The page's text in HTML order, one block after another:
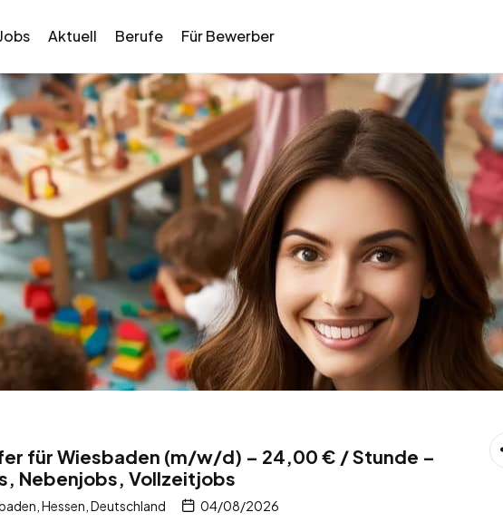
Aktuell Berufe Für Bewerber
für Wiesbaden (m/w/d) – 24,00 € / Stunde –
Nebenjobs, Vollzeitjobs
Hessen, Deutschland 04/08/2026